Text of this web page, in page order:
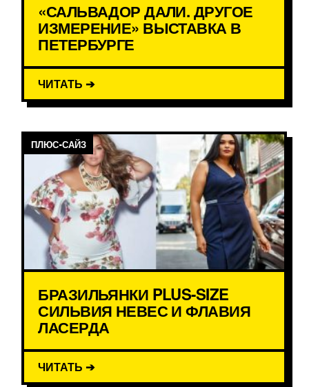
«САЛЬВАДОР ДАЛИ. ДРУГОЕ
ИЗМЕРЕНИЕ» ВЫСТАВКА В
ПЕТЕРБУРГЕ
ЧИТАТЬ ➔
ПЛЮС-САЙЗ
БРАЗИЛЬЯНКИ PLUS-SIZE
СИЛЬВИЯ НЕВЕС И ФЛАВИЯ
ЛАСЕРДА
ЧИТАТЬ ➔